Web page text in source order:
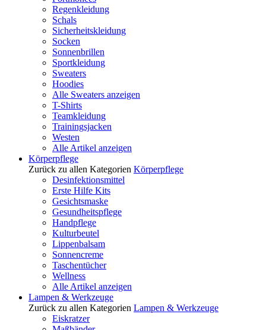
Regenkleidung
Schals
Sicherheitskleidung
Socken
Sonnenbrillen
Sportkleidung
Sweaters
Hoodies
Alle Sweaters anzeigen
T-Shirts
Teamkleidung
Trainingsjacken
Westen
Alle Artikel anzeigen
Körperpflege
Zurück zu allen Kategorien Körperpflege
Desinfektionsmittel
Erste Hilfe Kits
Gesichtsmaske
Gesundheitspflege
Handpflege
Kulturbeutel
Lippenbalsam
Sonnencreme
Taschentücher
Wellness
Alle Artikel anzeigen
Lampen & Werkzeuge
Zurück zu allen Kategorien Lampen & Werkzeuge
Eiskratzer